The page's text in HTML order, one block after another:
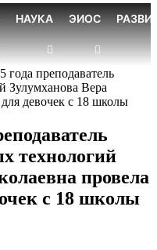
НАУКА ЭИОС
года преподаватель
Зулумханова Вера
девочек с 18 школы
технологий
провела
с 18 школы